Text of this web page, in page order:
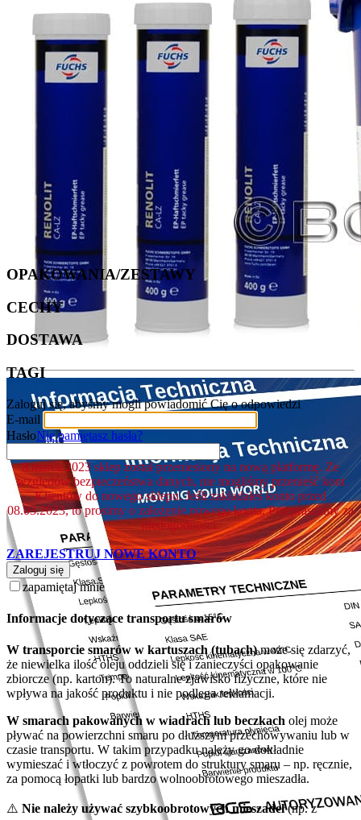
OPAKOWANIA/ZESTAWY
CECHY
DOSTAWA
TAGI
Zaloguj się, abyśmy mogli powiadomić Cię o odpowiedzi
E-mail
HasłoNie pamiętasz hasła?
8.marca.2023 sklep został przeniesiony na nową platformę. Ze
względów bezpieczeństwa danych, nie mogliśmy przenieść kont
Klientów do nowego sklepu. Jeśli zakładałeś konto przed
08.03.2023, to prosimy o założenie nowego konta. Przepraszamy za
niedogodności.
ZAREJESTRUJ NOWE KONTO
Zaloguj się
zapamiętaj mnie
Informacje dotyczące transportu smarów
W transporcie smarów w kartuszach (tubach)może się zdarzyć,
że niewielka ilość oleju oddzieli się i zanieczyści opakowanie
zbiorcze (np. karton). To naturalne zjawisko fizyczne, które nie
wpływa na jakość produktu i nie podlega reklamacji.
W smarach pakowanych w wiadrach lub beczkach olej może
pływać na powierzchni smaru po dłuższym przechowywaniu lub w
czasie transportu. W takim przypadku należy go dokładnie
wymieszać i wtłoczyć z powrotem do struktury smaru – np. ręcznie,
za pomocą łopatki lub bardzo wolnoobrotowego mieszadła.
⚠️ Nie należy używać szybkoobrotowych mieszadeł(np. z